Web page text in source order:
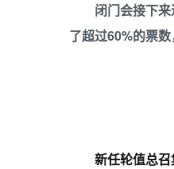
闭门会接下
了超过60%的票
新任轮值总